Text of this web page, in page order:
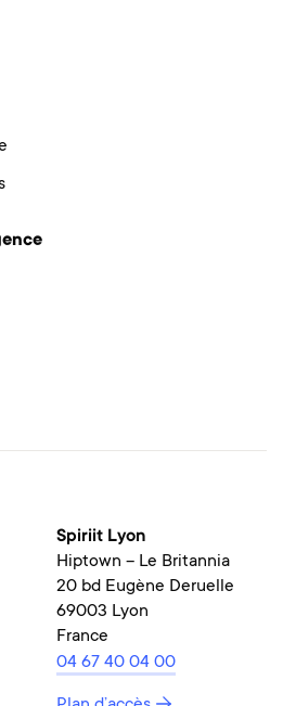
Spiriit Lyon
Hiptown – Le Britannia
20 bd Eugène Deruelle
69003 Lyon
France
04 67 40 04 00